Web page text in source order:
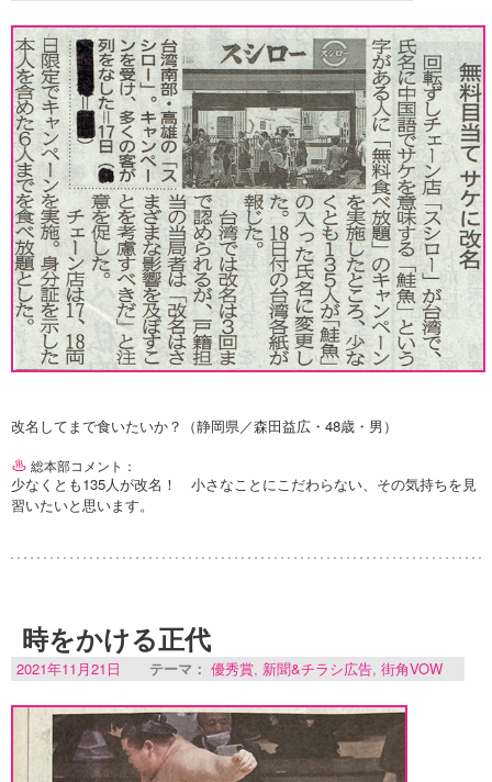
改名してまで食いたいか？（静岡県／森田益広・48歳・男）
総本部コメント：
少なくとも135人が改名！ 小さなことにこだわらない、その気持ちを見
習いたいと思います。
時をかける正代
2021年11月21日 テーマ： 優秀賞, 新聞&チラシ広告, 街角VOW